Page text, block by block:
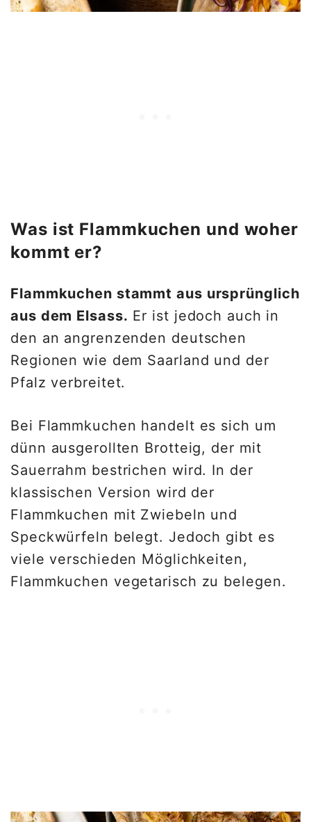
Was ist Flammkuchen und woher
kommt er?
Flammkuchen stammt aus ursprünglich
aus dem Elsass. Er ist jedoch auch in
den an angrenzenden deutschen
Regionen wie dem Saarland und der
Pfalz verbreitet.
Bei Flammkuchen handelt es sich um
dünn ausgerollten Brotteig, der mit
Sauerrahm bestrichen wird. In der
klassischen Version wird der
Flammkuchen mit Zwiebeln und
Speckwürfeln belegt. Jedoch gibt es
viele verschieden Möglichkeiten,
Flammkuchen vegetarisch zu belegen.